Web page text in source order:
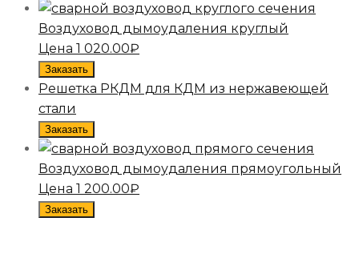
Воздуховод дымоудаления круглый
Цена 1 020.00₽
Заказать
Решетка РКДМ для КДМ из нержавеющей
стали
Заказать
Воздуховод дымоудаления прямоугольный
Цена 1 200.00₽
Заказать